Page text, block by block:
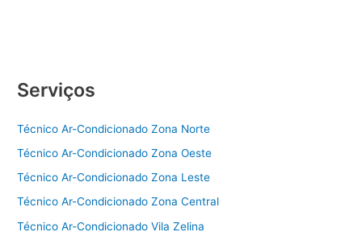
Serviços
Técnico Ar-Condicionado Zona Norte
Técnico Ar-Condicionado Zona Oeste
Técnico Ar-Condicionado Zona Leste
Técnico Ar-Condicionado Zona Central
Técnico Ar-Condicionado Vila Zelina